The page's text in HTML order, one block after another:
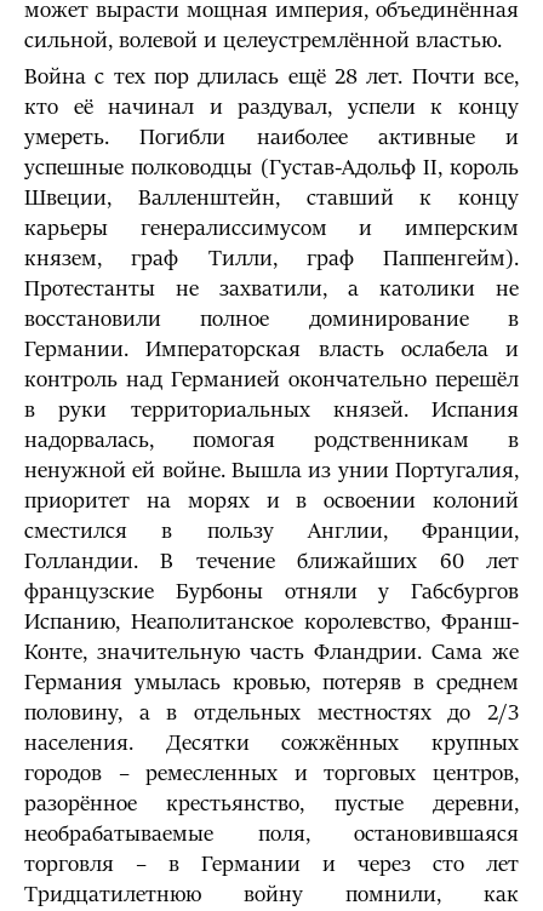
может вырасти мощная империя, объединённая
сильной, волевой и целеустремлённой властью.
Война с тех пор длилась ещё 28 лет. Почти все,
кто её начинал и раздувал, успели к концу
умереть. Погибли наиболее активные и
успешные полководцы (Густав-Адольф II, король
Швеции, Валленштейн, ставший к концу
карьеры генералиссимусом и имперским
князем, граф Тилли, граф Паппенгейм).
Протестанты не захватили, а католики не
восстановили полное доминирование в
Германии. Императорская власть ослабела и
контроль над Германией окончательно перешёл
в руки территориальных князей. Испания
надорвалась, помогая родственникам в
ненужной ей войне. Вышла из унии Португалия,
приоритет на морях и в освоении колоний
сместился в пользу Англии, Франции,
Голландии. В течение ближайших 60 лет
французские Бурбоны отняли у Габсбургов
Испанию, Неаполитанское королевство, Франш-
Конте, значительную часть Фландрии. Сама же
Германия умылась кровью, потеряв в среднем
половину, а в отдельных местностях до 2/3
населения. Десятки сожжённых крупных
городов – ремесленных и торговых центров,
разорённое крестьянство, пустые деревни,
необрабатываемые поля, остановившаяся
торговля – в Германии и через сто лет
Тридцатилетнюю войну помнили, как